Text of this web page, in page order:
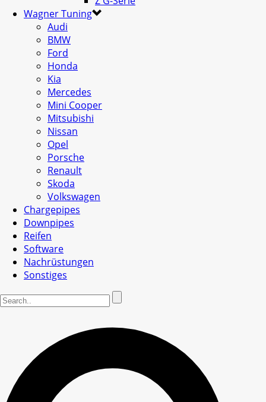
Wagner Tuning
Audi
BMW
Ford
Honda
Kia
Mercedes
Mini Cooper
Mitsubishi
Nissan
Opel
Porsche
Renault
Skoda
Volkswagen
Chargepipes
Downpipes
Reifen
Software
Nachrüstungen
Sonstiges